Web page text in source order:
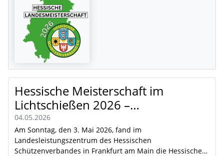
Hessische Meisterschaft im
Lichtschießen 2026 –…
04.05.2026
Am Sonntag, den 3. Mai 2026, fand im
Landesleistungszentrum des Hessischen
Schützenverbandes in Frankfurt am Main die Hessische…